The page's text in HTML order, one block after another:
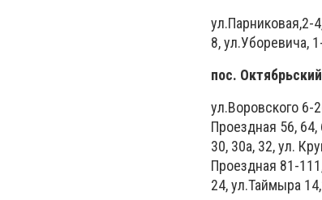
ул.Парниковая,2-
8, ул.Уборевича,
пос.
ул.Воровского 6-
Проездная 56,
30, 30а, 32, ул.
Проездная 81-
24, ул.Таймыра